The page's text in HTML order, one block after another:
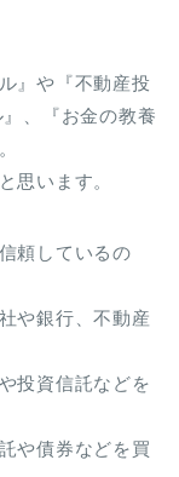
』や『不動産投
、『お金の教養
思います。
頼しているの
や銀行、不動産
投資信託などを
や債券などを買